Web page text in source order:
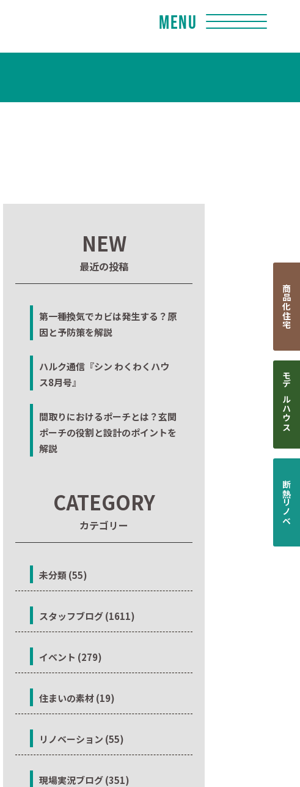
Menu
NEW
最近の投稿
第一種換気でカビは発生する？原
因と予防策を解説
ハルク通信『シン わくわくハウ
ス8月号』
間取りにおけるポーチとは？玄関
ポーチの役割と設計のポイントを
解説
CATEGORY
カテゴリー
未分類 (55)
スタッフブログ (1611)
イベント (279)
住まいの素材 (19)
リノベーション (55)
現場実況ブログ (351)
商品化住宅
モデルハウス
断熱リノベ